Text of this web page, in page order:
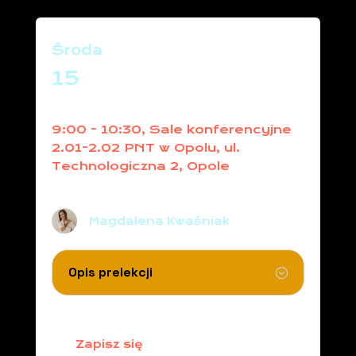
Środa
15
9:00 - 10:30, Sale konferencyjne
2.01-2.02 PNT w Opolu, ul.
Technologiczna 2, Opole
Magdalena Kwaśniak
Opis prelekcji
Zapisz się